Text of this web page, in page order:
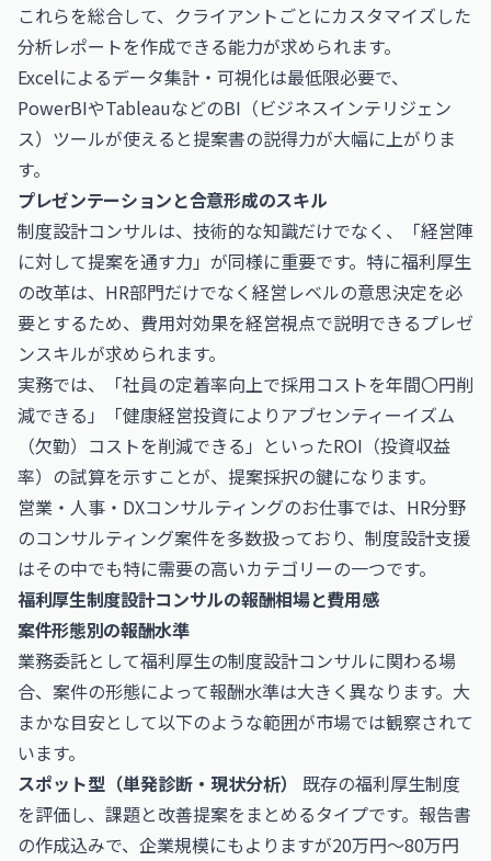
これらを総合して、クライアントごとにカスタマイズした
分析レポートを作成できる能力が求められます。
Excelによるデータ集計・可視化は最低限必要で、
PowerBIやTableauなどのBI（ビジネスインテリジェン
ス）ツールが使えると提案書の説得力が大幅に上がりま
す。
プレゼンテーションと合意形成のスキル
制度設計コンサルは、技術的な知識だけでなく、「経営陣
に対して提案を通す力」が同様に重要です。特に福利厚生
の改革は、HR部門だけでなく経営レベルの意思決定を必
要とするため、費用対効果を経営視点で説明できるプレゼ
ンスキルが求められます。
実務では、「社員の定着率向上で採用コストを年間〇円削
減できる」「健康経営投資によりアブセンティーイズム
（欠勤）コストを削減できる」といったROI（投資収益
率）の試算を示すことが、提案採択の鍵になります。
営業・人事・DXコンサルティングのお仕事では、HR分野
のコンサルティング案件を多数扱っており、制度設計支援
はその中でも特に需要の高いカテゴリーの一つです。
福利厚生制度設計コンサルの報酬相場と費用感
案件形態別の報酬水準
業務委託として福利厚生の制度設計コンサルに関わる場
合、案件の形態によって報酬水準は大きく異なります。大
まかな目安として以下のような範囲が市場では観察されて
います。
スポット型（単発診断・現状分析）
既存の福利厚生制度
を評価し、課題と改善提案をまとめるタイプです。報告書
の作成込みで、企業規模にもよりますが20万円〜80万円